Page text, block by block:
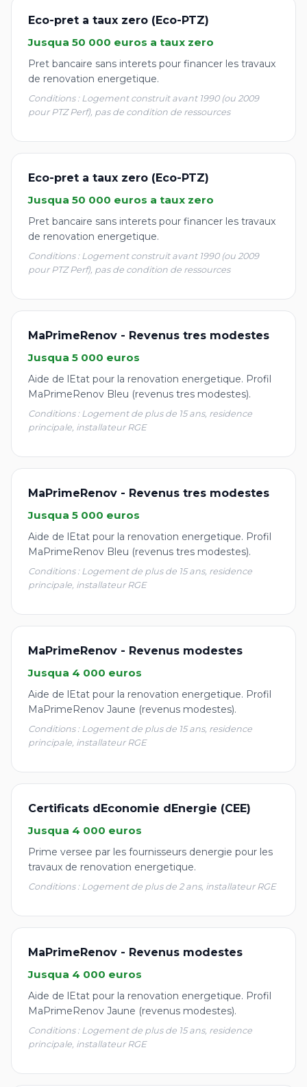
Eco-pret a taux zero (Eco-PTZ)
Jusqua 50 000 euros a taux zero
Pret bancaire sans interets pour financer les travaux
de renovation energetique.
Conditions : Logement construit avant 1990 (ou 2009
pour PTZ Perf), pas de condition de ressources
Eco-pret a taux zero (Eco-PTZ)
Jusqua 50 000 euros a taux zero
Pret bancaire sans interets pour financer les travaux
de renovation energetique.
Conditions : Logement construit avant 1990 (ou 2009
pour PTZ Perf), pas de condition de ressources
MaPrimeRenov - Revenus tres modestes
Jusqua 5 000 euros
Aide de lEtat pour la renovation energetique. Profil
MaPrimeRenov Bleu (revenus tres modestes).
Conditions : Logement de plus de 15 ans, residence
principale, installateur RGE
MaPrimeRenov - Revenus tres modestes
Jusqua 5 000 euros
Aide de lEtat pour la renovation energetique. Profil
MaPrimeRenov Bleu (revenus tres modestes).
Conditions : Logement de plus de 15 ans, residence
principale, installateur RGE
MaPrimeRenov - Revenus modestes
Jusqua 4 000 euros
Aide de lEtat pour la renovation energetique. Profil
MaPrimeRenov Jaune (revenus modestes).
Conditions : Logement de plus de 15 ans, residence
principale, installateur RGE
Certificats dEconomie dEnergie (CEE)
Jusqua 4 000 euros
Prime versee par les fournisseurs denergie pour les
travaux de renovation energetique.
Conditions : Logement de plus de 2 ans, installateur RGE
MaPrimeRenov - Revenus modestes
Jusqua 4 000 euros
Aide de lEtat pour la renovation energetique. Profil
MaPrimeRenov Jaune (revenus modestes).
Conditions : Logement de plus de 15 ans, residence
principale, installateur RGE